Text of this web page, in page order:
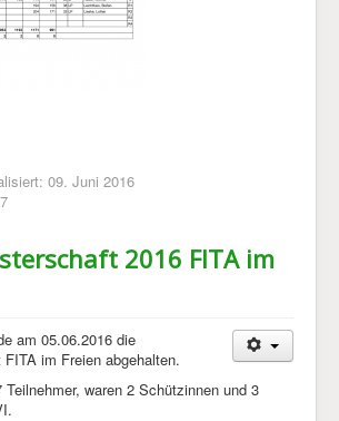
09. Juni 2016
2016 FITA im
am 05.06.2016 die
im Freien abgehalten.
waren 2 Schützinnen und 3